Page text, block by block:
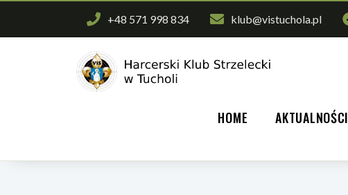
+48 571 998 834 klub@vistuchola.pl
HOME AKTUALNOŚCI